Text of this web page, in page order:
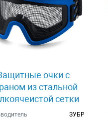
очки с
из стальной
сетки
Зубр 110234
ЗУБР